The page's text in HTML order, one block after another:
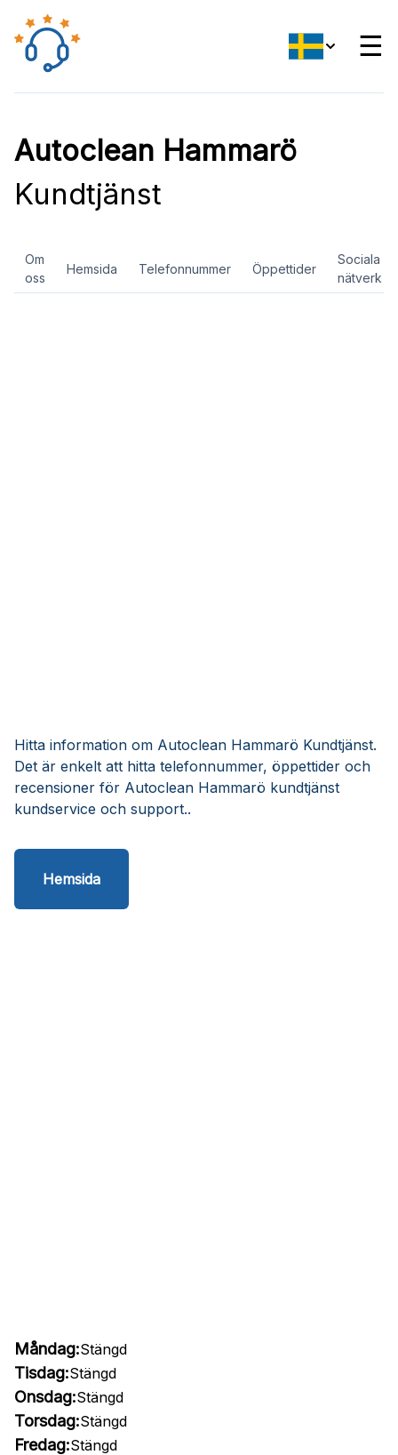
☰
Autoclean Hammarö
Kundtjänst
Om
oss
Hemsida Telefonnummer Öppettider
Sociala
nätverk
Hitta information om Autoclean Hammarö Kundtjänst.
Det är enkelt att hitta telefonnummer, öppettider och
recensioner för Autoclean Hammarö kundtjänst
kundservice och support..
Hemsida
Måndag:Stängd
Tisdag:Stängd
Onsdag:Stängd
Torsdag:Stängd
Fredag:Stängd